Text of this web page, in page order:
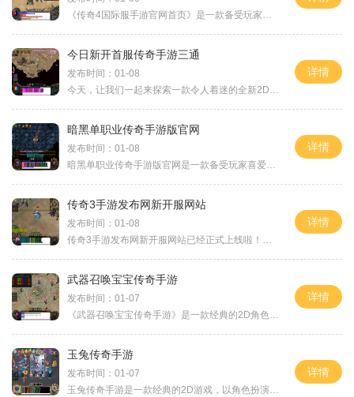
《传奇4国际服手游官网首页》是一款备受玩家喜爱的手机游戏，在官网首页上你可以找到关于游戏的各种详细信息。游戏本身也提供了丰富的玩法，让玩家可以尽情享受到沉浸式的游戏
今日新开首服传奇手游三通
发布时间：01-08
今天，让我们一起来探索一款令人着迷的全新2D角色扮演传奇游戏——《三通》。这款游戏以其万人在线、玩家互动和刺激的PK对战成为了当今手游市场的热门之选。而今天，我们将为您
详情
暗黑单职业传奇手游版官网
发布时间：01-08
暗黑单职业传奇手游版官网是一款备受玩家喜爱的2D游戏，让玩家身临其境地体验角色扮演的乐趣。作为传奇游戏的经典继承者，它不仅在玩法上进行了创新，还保留了传奇游戏的核心特
详情
传奇3手游发布网新开服网站
发布时间：01-08
传奇3手游发布网新开服网站已经正式上线啦！作为一款备受瞩目的手机游戏，传奇3手游以其精美的画面、创新的玩法和丰富的游戏内容吸引了众多玩家的关注。在这个全新的游戏世界里
详情
武器召唤宝宝传奇手游
发布时间：01-07
《武器召唤宝宝传奇手游》是一款经典的2D角色扮演游戏，以传奇为主题，拥有万人在线的大型多人在线游戏模式，为玩家提供了无尽的游戏乐趣和玩家互动的机会。该游戏拥有丰富多样
详情
玉兔传奇手游
发布时间：01-07
玉兔传奇手游是一款经典的2D游戏，以角色扮演为主题，采用万人在线的模式，让玩家可以与全世界的玩家进行互动。游戏中有丰富的玩法和内容，让玩家可以尽情享受传奇世界的乐趣。
详情